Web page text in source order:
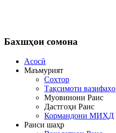
Бахшҳои сомона
Асосӣ
Маъмурият
Сохтор
Тақсимоти вазифаҳо
Муовинони Раис
Дастгоҳи Раис
Кормандони МИҲД
Раиси шаҳр